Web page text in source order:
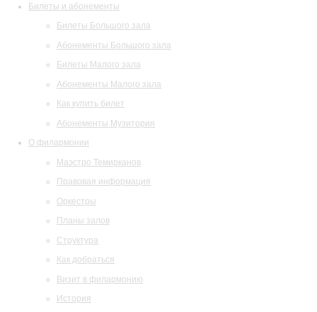
Билеты и абонементы
Билеты Большого зала
Абонементы Большого зала
Билеты Малого зала
Абонементы Малого зала
Как купить билет
Абонементы Музитория
О филармонии
Маэстро Темирканов
Правовая информация
Оркестры
Планы залов
Структура
Как добраться
Визит в филармонию
История